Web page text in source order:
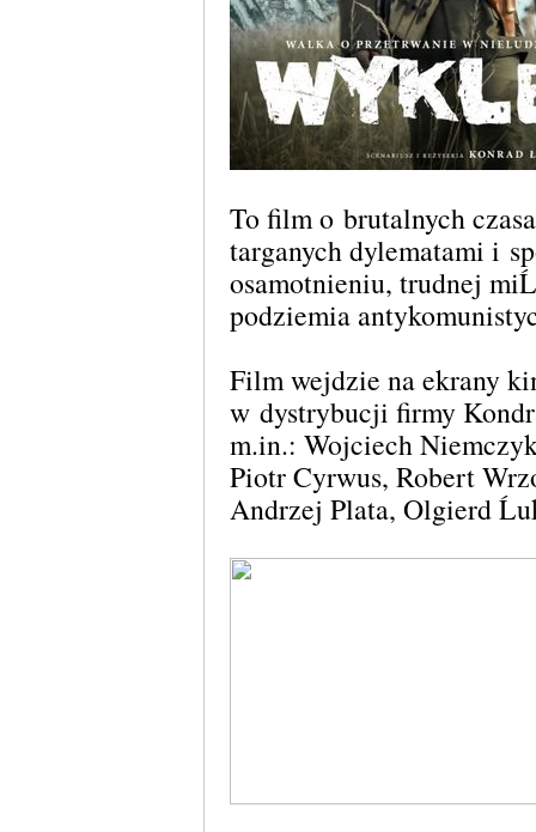
To film o brutalnych
targanych dylematami i
osamotnieniu, trudnej
podziemia
Film wejdzie na ekrany
w dystrybucji firmy
m.in.: Wojciech
Piotr Cyrwus, Robert
Andrzej Plata, Olgierd